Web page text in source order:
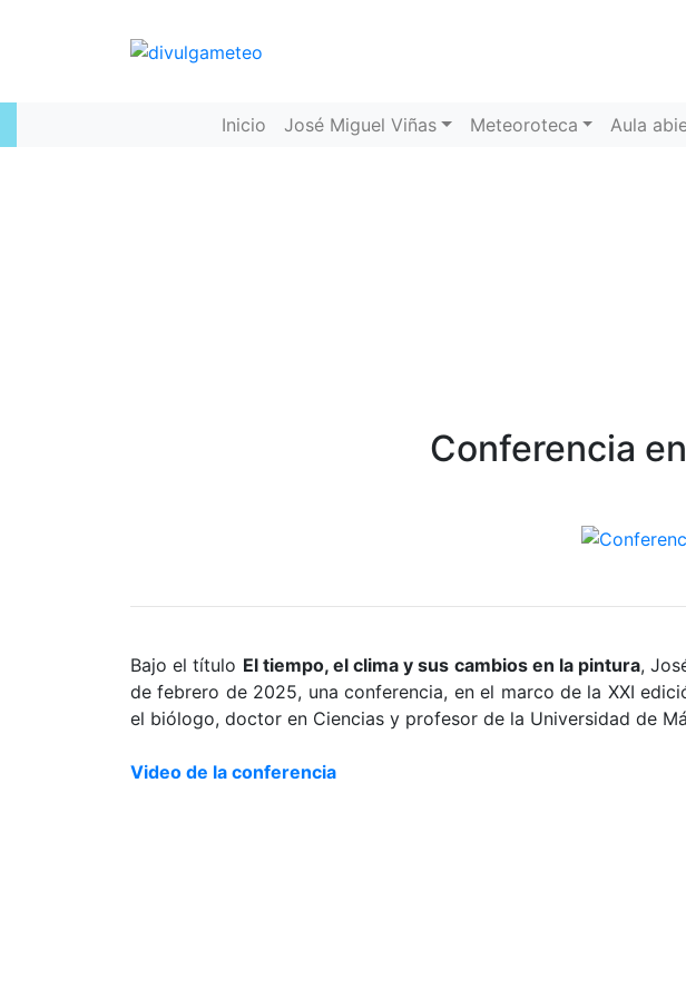
Inicio José Miguel Viñas Meteoroteca Aula
Conferencia
Bajo el título El tiempo, el clima y sus cambios en la pintura,
de febrero de 2025, una conferencia, en el marco de la XXI
el biólogo, doctor en Ciencias y profesor de la Universidad de
Video de la conferencia